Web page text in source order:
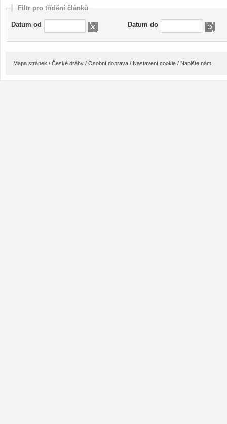
Filtr pro třídění článků
Datum od Datum do
Mapa stránek / České dráhy / Osobní doprava / Nastavení cookie / Napište nám